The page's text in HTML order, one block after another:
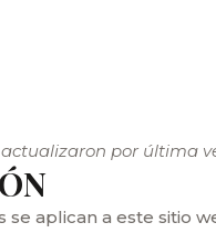
por última
se aplican a este sitio